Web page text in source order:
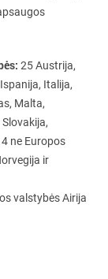
25 Austrija,
Italija,
Malta,
ne Europos
ir
valstybės Airija